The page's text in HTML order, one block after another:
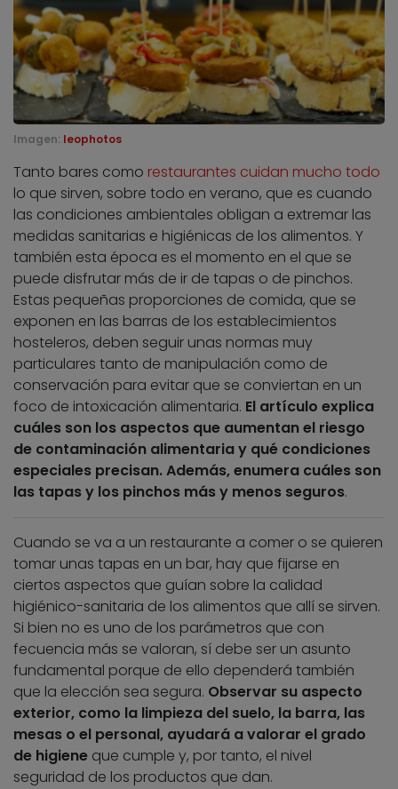
Imagen: leophotos
Tanto bares como restaurantes cuidan mucho todo
lo que sirven, sobre todo en verano, que es cuando
las condiciones ambientales obligan a extremar las
medidas sanitarias e higiénicas de los alimentos. Y
también esta época es el momento en el que se
puede disfrutar más de ir de tapas o de pinchos.
Estas pequeñas proporciones de comida, que se
exponen en las barras de los establecimientos
hosteleros, deben seguir unas normas muy
particulares tanto de manipulación como de
conservación para evitar que se conviertan en un
foco de intoxicación alimentaria. El artículo explica
cuáles son los aspectos que aumentan el riesgo
de contaminación alimentaria y qué condiciones
especiales precisan. Además, enumera cuáles son
las tapas y los pinchos más y menos seguros.
Cuando se va a un restaurante a comer o se quieren
tomar unas tapas en un bar, hay que fijarse en
ciertos aspectos que guían sobre la calidad
higiénico-sanitaria de los alimentos que allí se sirven.
Si bien no es uno de los parámetros que con
fecuencia más se valoran, sí debe ser un asunto
fundamental porque de ello dependerá también
que la elección sea segura. Observar su aspecto
exterior, como la limpieza del suelo, la barra, las
mesas o el personal, ayudará a valorar el grado
de higiene que cumple y, por tanto, el nivel
seguridad de los productos que dan.